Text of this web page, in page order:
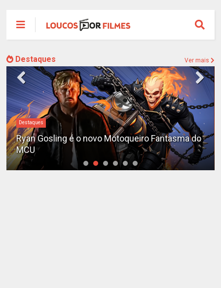
Destaques Ver mais
#DC
Sequência de "The Batman" ganha teaser e é
adiada para 2028